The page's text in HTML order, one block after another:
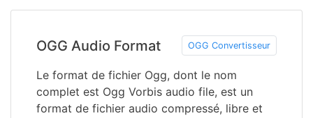
OGG Audio Format OGG Convertisseur
Le format de fichier Ogg, dont le nom
complet est Ogg Vorbis audio file, est un
format de fichier audio compressé, libre et